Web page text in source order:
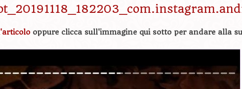
oppure clicca sull'immagine qui sotto per andare alla